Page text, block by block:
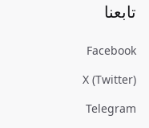
تابعنا
Facebook
X (Twitter)
Telegram